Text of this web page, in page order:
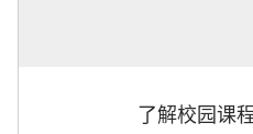
了解校园课